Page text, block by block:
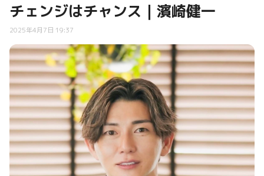
チェンジはチャンス｜濱崎健一
2025年4月7日 19:37